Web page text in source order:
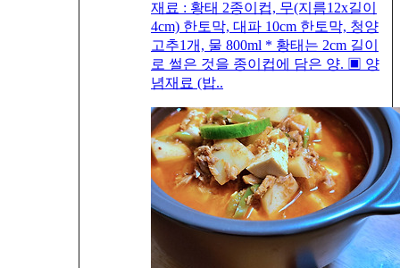
재료 : 황태 2종이컵, 무(지름12x길이
4cm) 한토막, 대파 10cm 한토막, 청양
고추1개, 물 800ml * 황태는 2cm 길이
로 썰은 것을 종이컵에 담은 양. ▣ 양
념재료 (밥..